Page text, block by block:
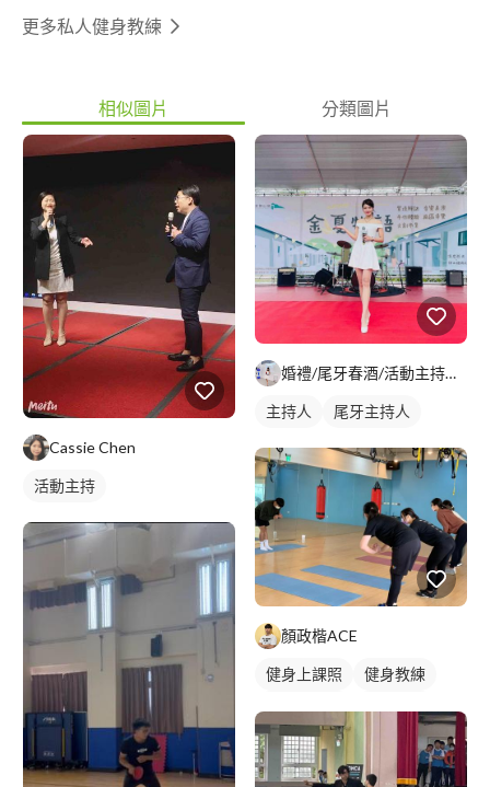
更多私人健身教練
相似圖片 分類圖片
Cassie Chen
活動主持
婚禮/尾牙春酒/活動主持人-小綺
主持人 尾牙主持人
顏政楷ACE
健身上課照
健身教練